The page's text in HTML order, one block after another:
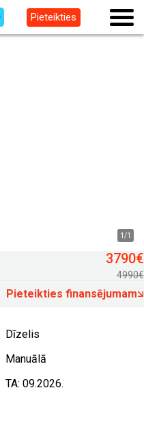
Pieteikties
1 /1
3790€
4990€
Pieteikties finansējumam
Dīzelis
Manuālā
TA: 09.2026.